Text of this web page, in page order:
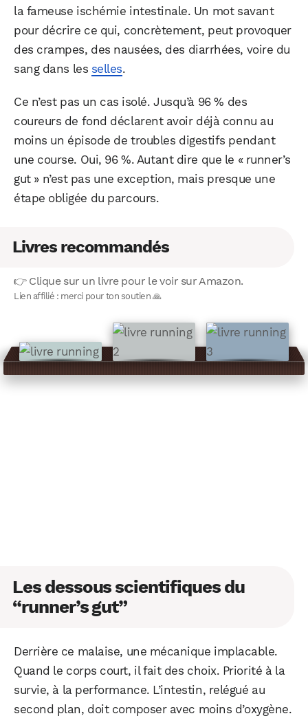
la fameuse ischémie intestinale. Un mot savant
pour décrire ce qui, concrètement, peut provoquer
des crampes, des nausées, des diarrhées, voire du
sang dans les selles.
Ce n’est pas un cas isolé. Jusqu’à 96 % des
coureurs de fond déclarent avoir déjà connu au
moins un épisode de troubles digestifs pendant
une course. Oui, 96 %. Autant dire que le « runner’s
gut » n’est pas une exception, mais presque une
étape obligée du parcours.
Livres recommandés
👉 Clique sur un livre pour le voir sur Amazon.
Lien affilié : merci pour ton soutien 🙏
Les dessous scientifiques du
“runner’s gut”
Derrière ce malaise, une mécanique implacable.
Quand le corps court, il fait des choix. Priorité à la
survie, à la performance. L’intestin, relégué au
second plan, doit composer avec moins d’oxygène.